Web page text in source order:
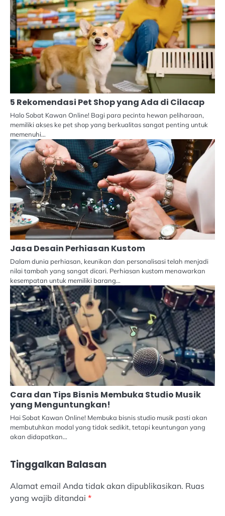
5 Rekomendasi Pet Shop yang Ada di Cilacap
Halo Sobat Kawan Online! Bagi para pecinta hewan peliharaan,
memiliki akses ke pet shop yang berkualitas sangat penting untuk
memenuhi…
Jasa Desain Perhiasan Kustom
Dalam dunia perhiasan, keunikan dan personalisasi telah menjadi
nilai tambah yang sangat dicari. Perhiasan kustom menawarkan
kesempatan untuk memiliki barang…
Cara dan Tips Bisnis Membuka Studio Musik
yang Menguntungkan!
Hai Sobat Kawan Online! Membuka bisnis studio musik pasti akan
membutuhkan modal yang tidak sedikit, tetapi keuntungan yang
akan didapatkan…
Tinggalkan Balasan
Alamat email Anda tidak akan dipublikasikan. Ruas
yang wajib ditandai *